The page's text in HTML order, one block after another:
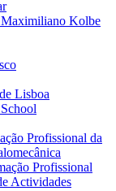
Kolbe
Lisboa
Profissional da
Profissional
Actividades